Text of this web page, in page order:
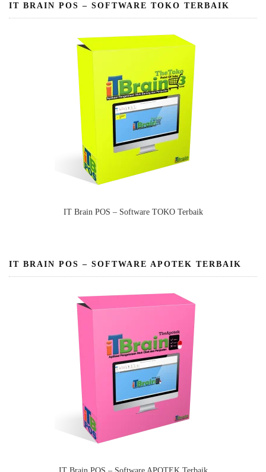
IT BRAIN POS – SOFTWARE TOKO TERBAIK
IT Brain POS – Software TOKO Terbaik
IT BRAIN POS – SOFTWARE APOTEK TERBAIK
IT Brain POS – Software APOTEK Terbaik